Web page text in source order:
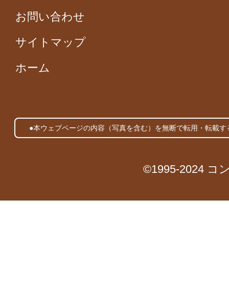
お問い合わせ
サイトマップ
ホーム
●本ウェブページの内容（写真を含む）を無断で転用・転載
©1995-2024 コ